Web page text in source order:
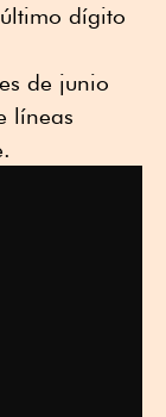
dígito
de junio
líneas